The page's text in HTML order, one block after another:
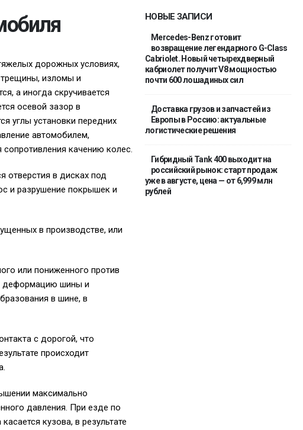
дорожных условиях,
трещины, изломы и
а иногда скручивается
осевой зазор в
углы установки передних
автомобилем,
качению колес.
отверстия в дисках под
и разрушение покрышек и
в производстве, или
или пониженного против
деформацию шины и
в шине, в
с дорогой, что
происходит
максимально
давления. При езде по
кузова, в результате
НОВЫЕ ЗАПИСИ
Mercedes-Benz готовит
возвращение легендарного G-Class
Cabriolet. Новый четырехдверный
кабриолет получит V8 мощностью
почти 600 лошадиных сил
Доставка грузов и запчастей из
Европы в Россию: актуальные
логистические решения
Гибридный Tank 400 выходит на
российский рынок: старт продаж
уже в августе, цена — от 6,999 млн
рублей